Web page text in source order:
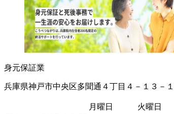
身元保証業
兵庫県神戸市中央区多聞通４丁目４－１３－
月曜日 火曜日